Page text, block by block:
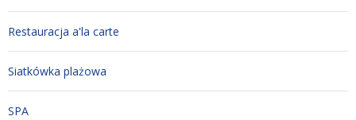
Restauracja a'la carte
Siatkówka plażowa
SPA